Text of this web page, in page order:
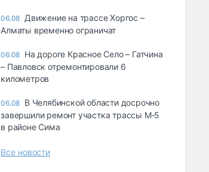
06.08 Движение на трассе Хоргос –
Алматы временно ограничат
06.08 На дороге Красное Село – Гатчина
– Павловск отремонтировали 6
километров
06.08 В Челябинской области досрочно
завершили ремонт участка трассы М‑5
в районе Сима
Все новости